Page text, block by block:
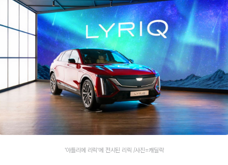
'아틀리에 리릭'에 전시된 리릭 /사진=캐딜락